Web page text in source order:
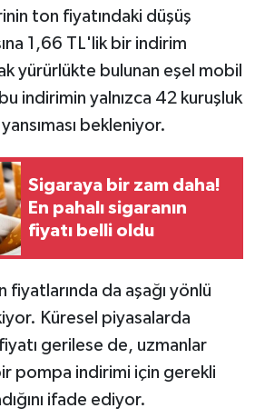
ton fiyatındaki düşüş
1,66 TL'lik bir indirim
yürürlükte bulunan eşel mobil
indirimin yalnızca 42 kuruşluk
yansıması bekleniyor.
Sigaraya bir zam daha!
En pahalı sigaranın
fiyatı belli oldu
da aşağı yönlü
Küresel piyasalarda
gerilese de, uzmanlar
pompa indirimi için gerekli
ifade ediyor.